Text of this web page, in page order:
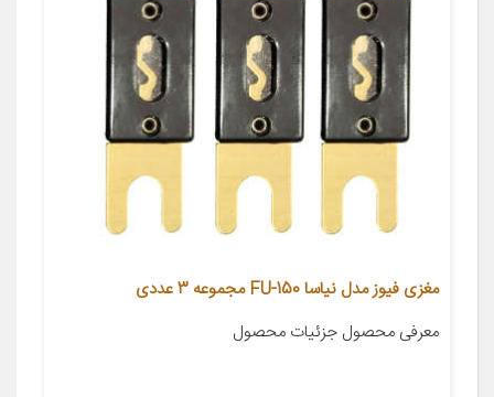
مغزی فیوز مدل نیاسا FU-150 مجموعه 3 عددی
معرفی محصول جزئیات محصول